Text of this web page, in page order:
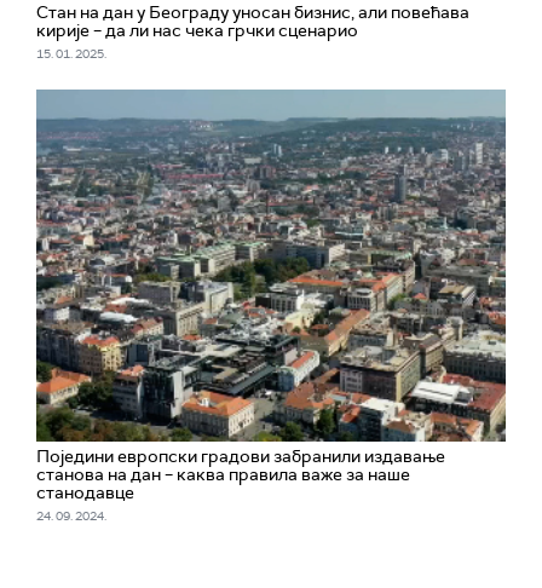
Стан на дан у Београду уносан бизнис, али повећава
кирије – да ли нас чека грчки сценарио
15. 01. 2025.
Поједини европски градови забранили издавање
станова на дан – каква правила важе за наше
станодавце
24. 09. 2024.